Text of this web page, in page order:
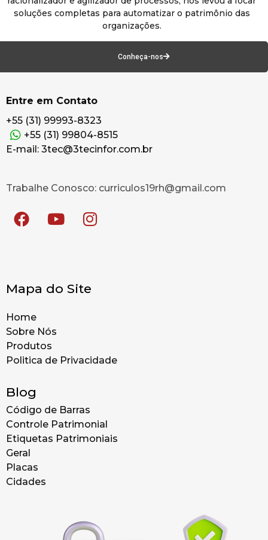
soluções completas para automatizar o patrimônio das
organizações.
Conheça-nos
Entre em Contato
+55 (31) 99993-8323
+55 (31) 99804-8515
E-mail: 3tec@3tecinfor.com.br
Trabalhe Conosco: curriculos19rh@gmail.com
Mapa do Site
Home
Sobre Nós
Produtos
Politica de Privacidade
Blog
Código de Barras
Controle Patrimonial
Etiquetas Patrimoniais
Geral
Placas
Cidades